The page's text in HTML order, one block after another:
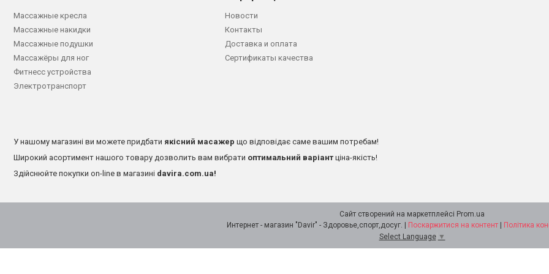
Массажные кресла
Массажные накидки
Массажные подушки
Массажёры для ног
Фитнесс устройства
Электротранспорт
Новости
Контакты
Доставка и оплата
Сертификаты качества
У нашому магазині ви можете придбати якісний масажер що відповідає саме вашим потребам!
Широкий асортимент нашого товару дозволить вам вибрати оптимальний варіант ціна-якість!
Здійснюйте покупки on-line в магазині davira.com.ua!
Сайт створений на маркетплейсі Prom.ua
Поскаржитися на контент
Політика
Select Language ▼